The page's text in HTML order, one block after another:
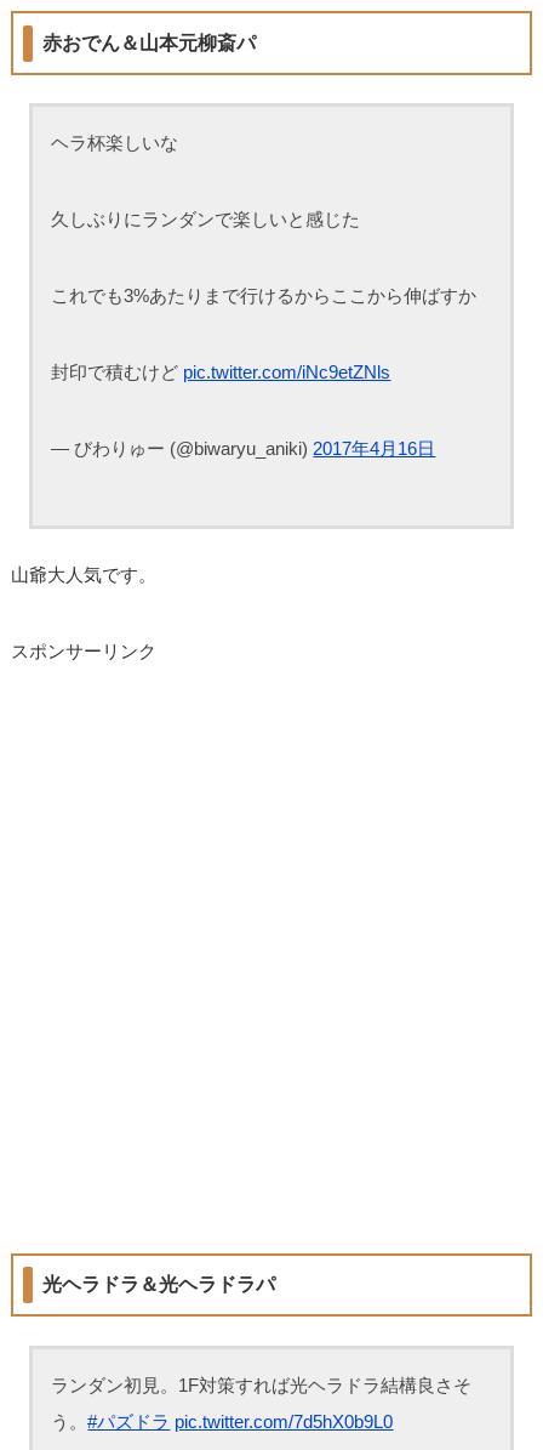
赤おでん＆山本元柳斎パ
ヘラ杯楽しいな
久しぶりにランダンで楽しいと感じた
これでも3%あたりまで行けるからここから伸ばすか
封印で積むけど pic.twitter.com/iNc9etZNls
— びわりゅー (@biwaryu_aniki) 2017年4月16日
山爺大人気です。
スポンサーリンク
光ヘラドラ＆光ヘラドラパ
ランダン初見。1F対策すれば光ヘラドラ結構良さそ
う。#パズドラ pic.twitter.com/7d5hX0b9L0